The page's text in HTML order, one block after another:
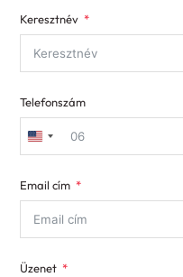
Keresztnév
Telefonszám
United
+1
Email cím
Üzenet